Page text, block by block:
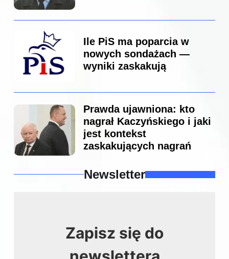
Ile PiS ma poparcia w
nowych sondażach —
wyniki zaskakują
Prawda ujawniona: kto
nagrał Kaczyńskiego i jaki
jest kontekst
zaskakujących nagrań
Newsletter
Zapisz się do